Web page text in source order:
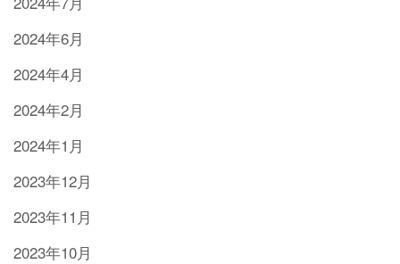
2024年6月
2024年4月
2024年2月
2024年1月
2023年12月
2023年11月
2023年10月